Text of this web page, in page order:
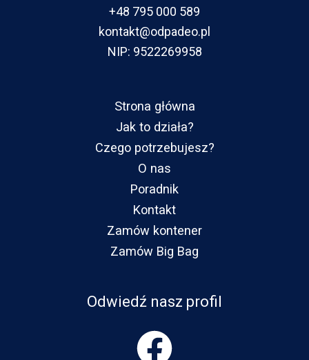
+48 795 000 589
kontakt@odpadeo.pl
NIP: 9522269958
Strona główna
Jak to działa?
Czego potrzebujesz?
O nas
Poradnik
Kontakt
Zamów kontener
Zamów Big Bag
Odwiedź nasz profil